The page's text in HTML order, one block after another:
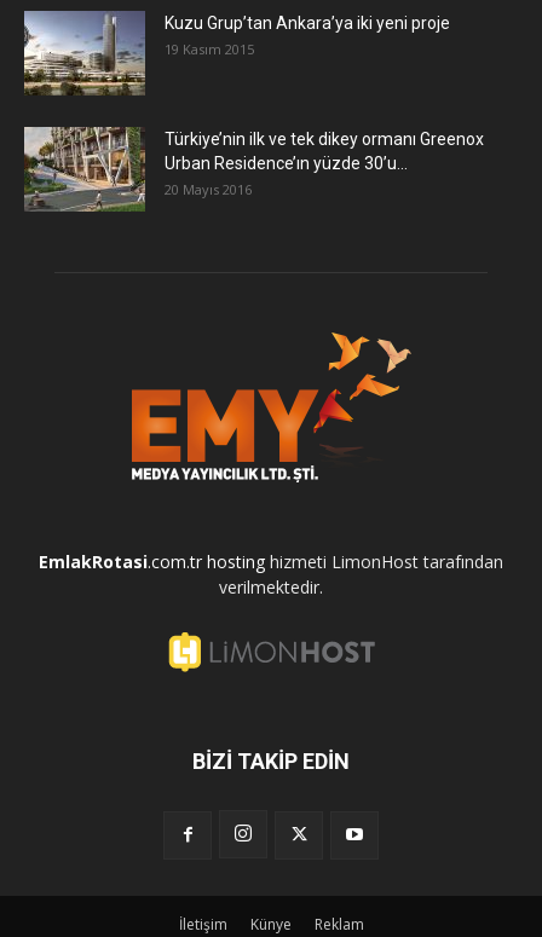
​Kuzu Grup’tan Ankara’ya iki yeni proje
19 Kasım 2015
Türkiye’nin ilk ve tek dikey ormanı Greenox
Urban Residence’ın yüzde 30’u...
20 Mayıs 2016
EmlakRotasi.com.tr hosting hizmeti LimonHost tarafından
verilmektedir.
BİZİ TAKİP EDİN
İletişim Künye Reklam